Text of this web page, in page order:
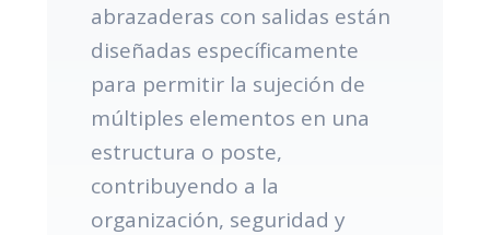
abrazaderas con salidas están
diseñadas específicamente
para permitir la sujeción de
múltiples elementos en una
estructura o poste,
contribuyendo a la
organización, seguridad y